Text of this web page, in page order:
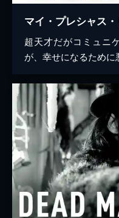
マイ・プレシャス
超天才だがコミュニ
が、幸せになるために